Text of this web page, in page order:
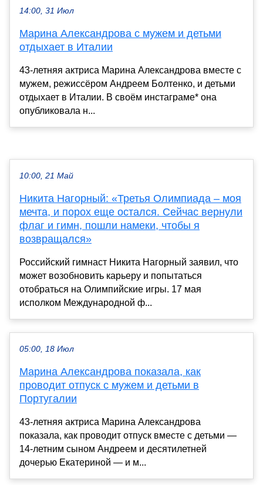
14:00, 31 Июл
Марина Александрова с мужем и детьми
отдыхает в Италии
43-летняя актриса Марина Александрова вместе с
мужем, режиссёром Андреем Болтенко, и детьми
отдыхает в Италии. В своём инстаграме* она
опубликовала н...
10:00, 21 Май
Никита Нагорный: «Третья Олимпиада – моя
мечта, и порох еще остался. Сейчас вернули
флаг и гимн, пошли намеки, чтобы я
возвращался»
Российский гимнаст Никита Нагорный заявил, что
может возобновить карьеру и попытаться
отобраться на Олимпийские игры. 17 мая
исполком Международной ф...
05:00, 18 Июл
Марина Александрова показала, как
проводит отпуск с мужем и детьми в
Португалии
43-летняя актриса Марина Александрова
показала, как проводит отпуск вместе с детьми —
14-летним сыном Андреем и десятилетней
дочерью Екатериной — и м...